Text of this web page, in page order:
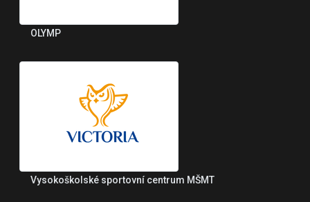
OLYMP
Vysokoškolské sportovní centrum MŠMT